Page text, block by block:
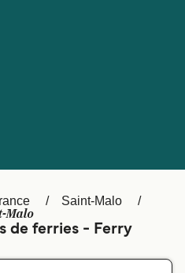
Saint-Malo
Malo
de ferries - Ferry